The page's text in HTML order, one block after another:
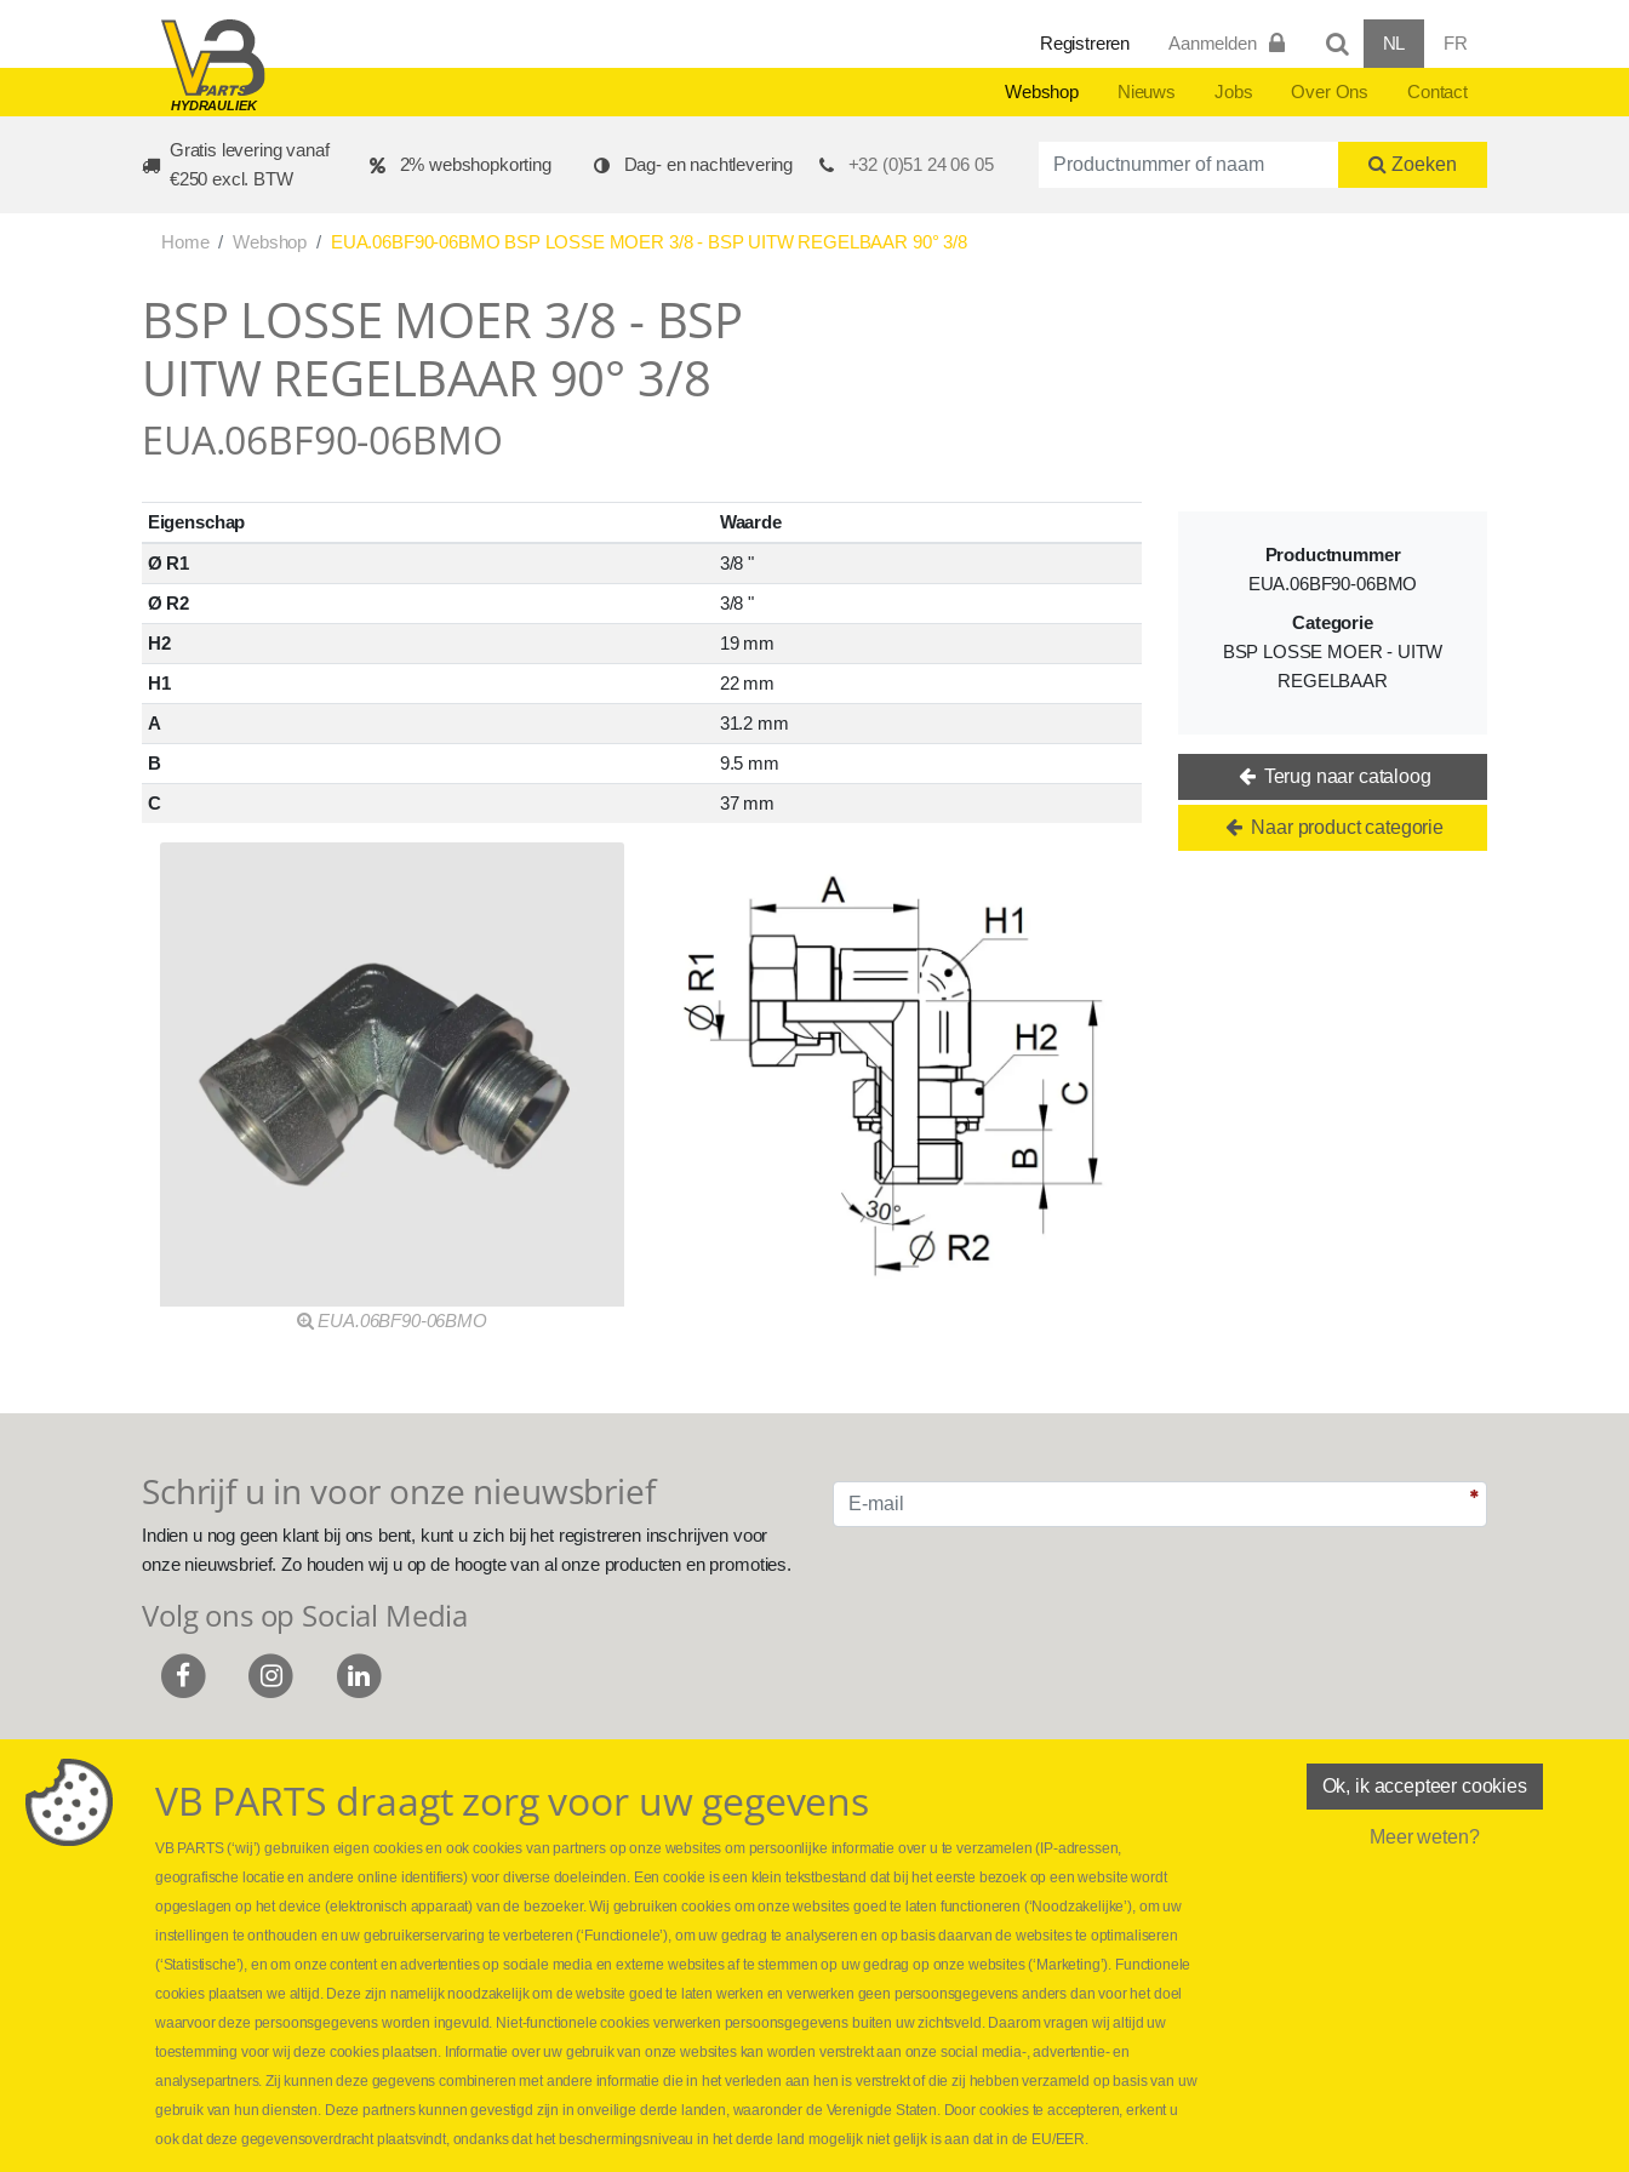
HYDRAULIEK
Registreren Aanmelden NL FR
Webshop Nieuws Jobs Over Ons Contact
Gratis levering vanaf
€250 excl. BTW
2% webshopkorting Dag- en nachtlevering +32 (0)51 24 06 05 Productnummer of naam Zoeken
Home Webshop EUA.06BF90-06BMO BSP LOSSE MOER 3/8 - BSP UITW REGELBAAR 90° 3/8
BSP LOSSE MOER 3/8 - BSP
UITW REGELBAAR 90° 3/8
EUA.06BF90-06BMO
Eigenschap
Waarde
Ø R1
3/8 "
Ø R2
3/8 "
H2
19 mm
H1
22 mm
A
31.2 mm
B
9.5 mm
C
37 mm
EUA.06BF90-06BMO
Productnummer
EUA.06BF90-06BMO
Categorie
BSP LOSSE MOER - UITW
REGELBAAR
Terug naar cataloog
Naar product categorie
Schrijf u in voor onze nieuwsbrief
Indien u nog geen klant bij ons bent, kunt u zich bij het registreren inschrijven voor
onze nieuwsbrief. Zo houden wij u op de hoogte van al onze producten en promoties.
Volg ons op Social Media
Webshop
Nieuws
Jobs
Leveringen
Drukcontrole set
Persmaten
Hydraulische slangen
Contact VB Parts
Abraham Hansstraat 7
B-8800 Roeselare
⏳ Laatste maand Webtec-promotie!
⏳ Laatste kans voor onze promo
snelkoppelingen!
1 juni 2026
Lees meer NL
VB PARTS draagt zorg voor uw gegevens
VB PARTS (‘wij’) gebruiken eigen cookies en ook cookies van partners op onze websites om persoonlijke informatie over u te verzamelen (IP-adressen,
geografische locatie en andere online identifiers) voor diverse doeleinden. Een cookie is een klein tekstbestand dat bij het eerste bezoek op een website wordt
opgeslagen op het device (elektronisch apparaat) van de bezoeker. Wij gebruiken cookies om onze websites goed te laten functioneren (‘Noodzakelijke’), om uw
instellingen te onthouden en uw gebruikerservaring te verbeteren (‘Functionele’), om uw gedrag te analyseren en op basis daarvan de websites te optimaliseren
(‘Statistische’), en om onze content en advertenties op sociale media en externe websites af te stemmen op uw gedrag op onze websites (‘Marketing’). Functionele
cookies plaatsen we altijd. Deze zijn namelijk noodzakelijk om de website goed te laten werken en verwerken geen persoonsgegevens anders dan voor het doel
waarvoor deze persoonsgegevens worden ingevuld. Niet-functionele cookies verwerken persoonsgegevens buiten uw zichtsveld. Daarom vragen wij altijd uw
toestemming voor wij deze cookies plaatsen. Informatie over uw gebruik van onze websites kan worden verstrekt aan onze social media-, advertentie- en
analysepartners. Zij kunnen deze gegevens combineren met andere informatie die in het verleden aan hen is verstrekt of die zij hebben verzameld op basis van uw
gebruik van hun diensten. Deze partners kunnen gevestigd zijn in onveilige derde landen, waaronder de Verenigde Staten. Door cookies te accepteren, erkent u
ook dat deze gegevensoverdracht plaatsvindt, ondanks dat het beschermingsniveau in het derde land mogelijk niet gelijk is aan dat in de EU/EER.
Ok, ik accepteer cookies
Meer weten?